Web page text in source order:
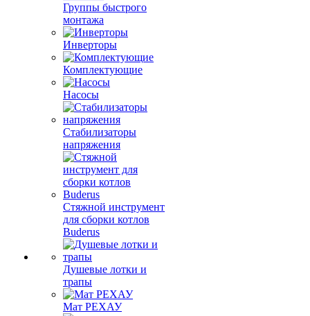
Группы быстрого
монтажа
Инверторы
Комплектующие
Насосы
Стабилизаторы
напряжения
Стяжной инструмент
для сборки котлов
Buderus
Душевые лотки и
трапы
Мат РЕХАУ